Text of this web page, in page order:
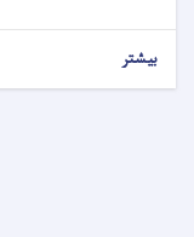
بیشتر